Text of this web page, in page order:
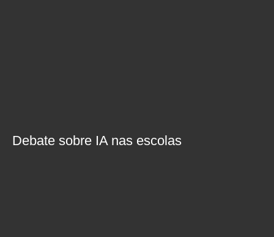
Debate sobre IA nas escolas